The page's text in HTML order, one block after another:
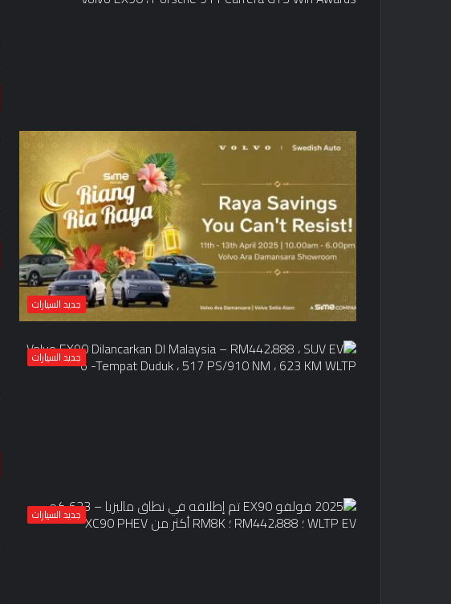
جديد السيارات
جديد السيارات
جديد السيارات